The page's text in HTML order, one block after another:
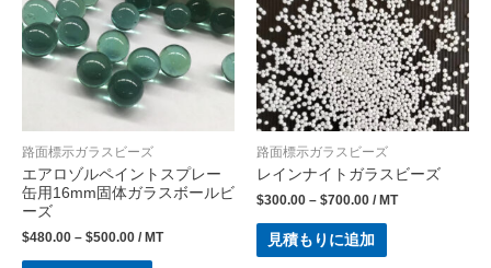
路面標示ガラスビーズ
エアロゾルペイントスプレー
缶用16mm固体ガラスボールビ
ーズ
$480.00 – $500.00 / MT
路面標示ガラスビーズ
レインナイトガラスビーズ
$300.00 – $700.00 / MT
見積もりに追加